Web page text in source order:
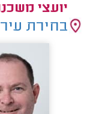
יועצי
בחירת עיר